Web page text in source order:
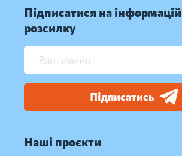
Підписатися на
розсилку
Підписатись
Наші проєкти